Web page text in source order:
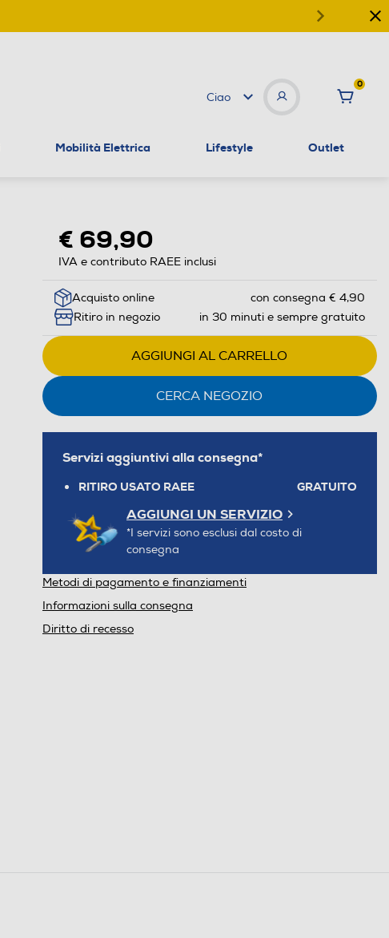
Ciao
0
Mobilità Elettrica Lifestyle Outlet
€ 69,90
IVA e contributo RAEE inclusi
Acquisto online
con consegna € 4,90
Ritiro in negozio
in 30 minuti e sempre gratuito
AGGIUNGI AL CARRELLO
CERCA NEGOZIO
Servizi aggiuntivi alla consegna*
RITIRO USATO RAEE GRATUITO
AGGIUNGI UN SERVIZIO
*I servizi sono esclusi dal costo di
consegna
Metodi di pagamento e finanziamenti
Informazioni sulla consegna
Diritto di recesso